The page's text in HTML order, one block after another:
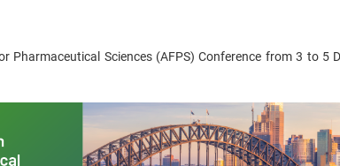
Sciences (AFPS) Conference from 3 to 5